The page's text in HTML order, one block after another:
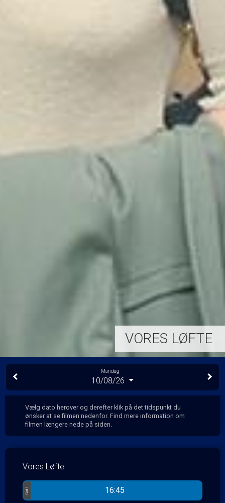
VORES LØFTE
Mandag
10/08/26
Vælg dato herover og derefter klik på det tidspunkt du
ønsker at se filmen nedenfor. Find mere information om
filmen længere nede på siden.
Vores Løfte
Sal 1 16:45